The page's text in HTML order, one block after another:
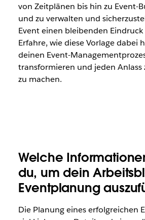
von Zeitplänen bis hin zu Event-
und zu verwalten und
Event einen bleibenden
Erfahre, wie diese Vorlage dabei
deinen Event-
transformieren und jeden Anlass
zu machen.
Welche
du, um dein
Eventplanung
Die Planung eines erfolgreichen